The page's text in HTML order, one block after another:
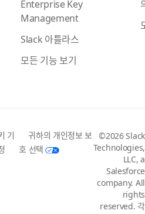
Enterprise Key
Management
Slack 아틀라스
모든 기능 보기
기
귀하의 개인정보 보
호 선택
©2026 Slack
Technologies,
LLC, a
Salesforce
company. All
rights
reserved. 각